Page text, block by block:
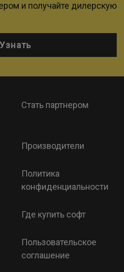
и получайте дилерскую
Узнать
Стать партнером
Производители
Политика
конфиденциальности
Где купить софт
Пользовательское
соглашение